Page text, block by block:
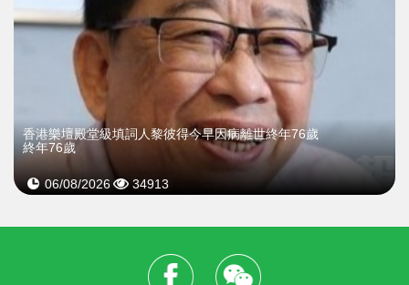
​香港樂壇殿堂級填詞人黎彼得今早因病離世終年76歲
終年76歲
06/08/2026 34913